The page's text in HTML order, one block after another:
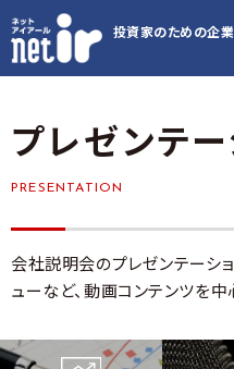
投資家のための企
プレゼンテー
PRESENTATION
会社説明会のプレゼンテーシ
ューなど、動画コンテンツを中